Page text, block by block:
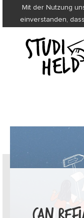
Mit der Nutzung
einverstanden,